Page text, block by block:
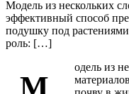
Модель из нескольких
эффективный способ
подушку под
роль: […]
М
одель из